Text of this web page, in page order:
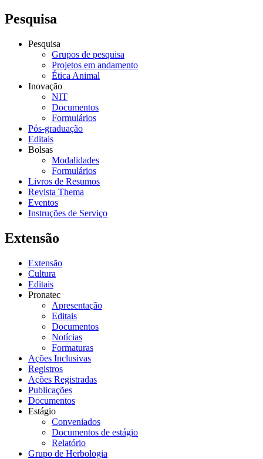
Pesquisa
Pesquisa
Grupos de pesquisa
Projetos em andamento
Ética Animal
Inovação
NIT
Documentos
Formulários
Pós-graduação
Editais
Bolsas
Modalidades
Formulários
Livros de Resumos
Revista Thema
Eventos
Instruções de Serviço
Extensão
Extensão
Cultura
Editais
Pronatec
Apresentação
Editais
Documentos
Notícias
Formaturas
Ações Inclusivas
Registros
Ações Registradas
Publicações
Documentos
Estágio
Conveniados
Documentos de estágio
Relatório
Grupo de Herbologia